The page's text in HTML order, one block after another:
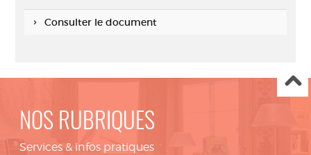
Consulter le document
NOS RUBRIQUES
Services & infos pratiques